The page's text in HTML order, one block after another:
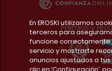
Premios y
En EROSKI utilizamos
terceros para
funcione
servicio y mostrarte
anuncios ajustados a
clic en ‘Configuración’,